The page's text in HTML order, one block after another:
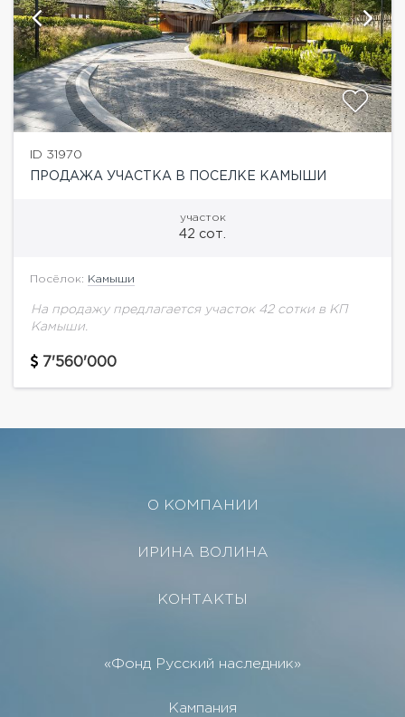
ID 31970
ПРОДАЖА УЧАСТКА В ПОСЕЛКЕ КАМЫШИ
участок
42 сот.
Посёлок: Камыши
На продажу предлагается участок 42 сотки в КП
Камыши.
7'560'000
О КОМПАНИИ
ИРИНА ВОЛИНА
КОНТАКТЫ
«Фонд Русский наследник»
Кампания